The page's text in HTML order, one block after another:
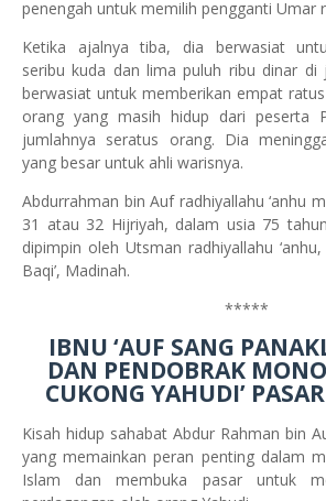
penengah untuk memilih pengganti Umar
Ketika ajalnya tiba, dia berwasiat
seribu kuda dan lima puluh ribu dinar di
berwasiat untuk memberikan empat
orang yang masih hidup dari peserta
jumlahnya seratus orang. Dia
yang besar untuk ahli warisnya.
Abdurrahman bin Auf radhiyallahu ‘anhu
31 atau 32 Hijriyah, dalam usia 75
dipimpin oleh Utsman radhiyallahu
Baqi’, Madinah.
*****
IBNU ‘AUF SANG
DAN PENDOBRAK
CUKONG YAHUDI’
Kisah hidup sahabat Abdur Rahman bin
yang memainkan peran penting dalam
Islam dan membuka pasar untuk